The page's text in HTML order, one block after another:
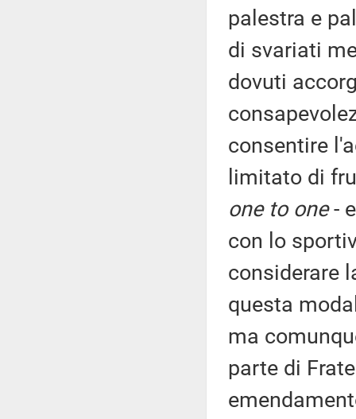
palestra e
di svariati
dovuti
consentire
limitato di
one to one-
con lo
considerare
questa
ma
parte di